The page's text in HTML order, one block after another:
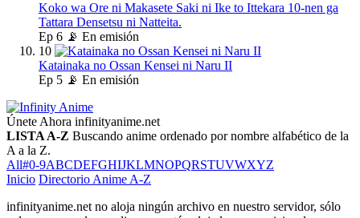
Koko wa Ore ni Makasete Saki ni Ike to Ittekara 10-nen ga
Tattara Densetsu ni Natteita.
Ep 6 📡 En emisión
10
Katainaka no Ossan Kensei ni Naru II
Ep 5 📡 En emisión
Únete Ahora infinityanime.net
LISTA A-Z Buscando anime ordenado por nombre alfabético de la
A a la Z.
All#0-9ABCDEFGHIJKLMNOPQRSTUVWXYZ
Inicio Directorio Anime A-Z
infinityanime.net no aloja ningún archivo en nuestro servidor, sólo